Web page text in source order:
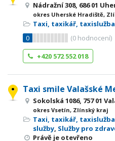
Nádražní 308, 686 01
okres Uherské Hradiště,
Taxi, taxikář, taxislužba
0
(0 hodnocení)
+420 572 552 018
Taxi smile Valašské
Sokolská 1086, 757 01
okres Vsetín, Zlínský kraj
Taxi, taxikář, taxislužba
služby, Služby pro
Právě je otevřeno